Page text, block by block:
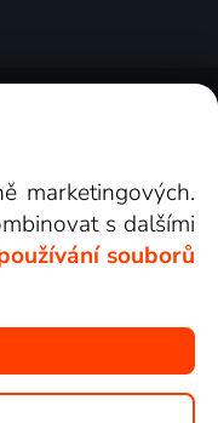
marketingových.
s dalšími
souborů